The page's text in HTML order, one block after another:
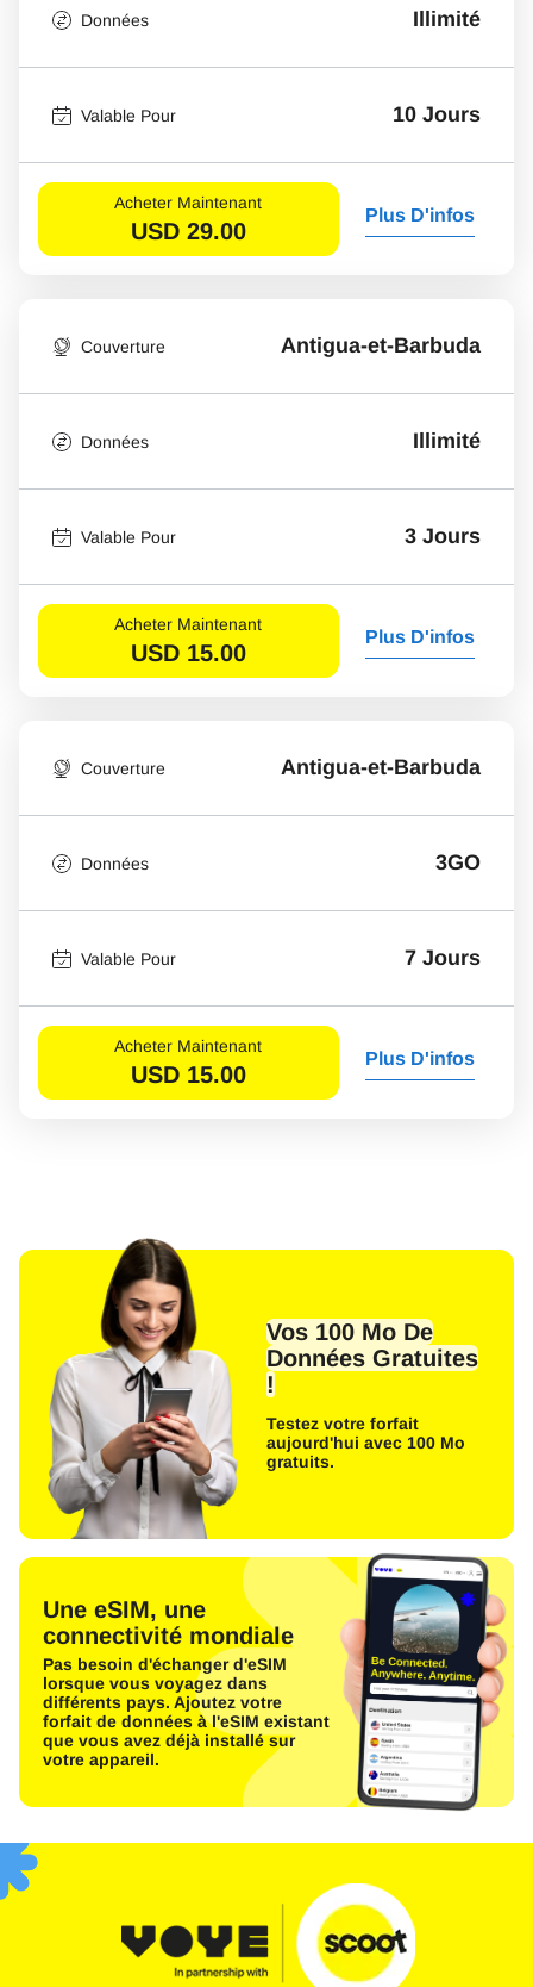
Données Illimité
Valable Pour 10 Jours
Acheter Maintenant
USD 29.00
Plus D'infos
Couverture Antigua-et-Barbuda
Données Illimité
Valable Pour 3 Jours
Acheter Maintenant
USD 15.00
Plus D'infos
Couverture Antigua-et-Barbuda
Données 3GO
Valable Pour 7 Jours
Acheter Maintenant
USD 15.00
Plus D'infos
Vos 100 Mo De
Données Gratuites
!
Testez votre forfait
aujourd'hui avec 100 Mo
gratuits.
Une eSIM, une
connectivité mondiale
Pas besoin d'échanger d'eSIM
lorsque vous voyagez dans
différents pays. Ajoutez votre
forfait de données à l'eSIM existant
que vous avez déjà installé sur
votre appareil.